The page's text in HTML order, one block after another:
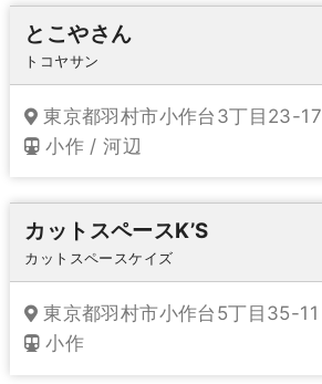
とこやさん
トコヤサン
東京都羽村市小作台3丁目23-17
小作 / 河辺
カットスペースK’S
カットスペースケイズ
東京都羽村市小作台5丁目35-11
小作